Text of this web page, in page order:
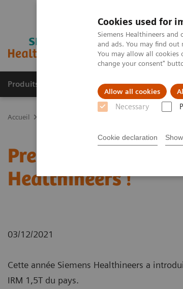
Cookies used for
Siemens Healthineers
and ads. You may find
You may allow all cookies
change your consent"
Allow all cookies
Necessary
Cookie declaration
Produits & services Support &
Accueil
Première IRM 1,5T
Healthineers !
03/12/2021
Cette année Siemens Healthineers a
IRM 1,5T du pays.